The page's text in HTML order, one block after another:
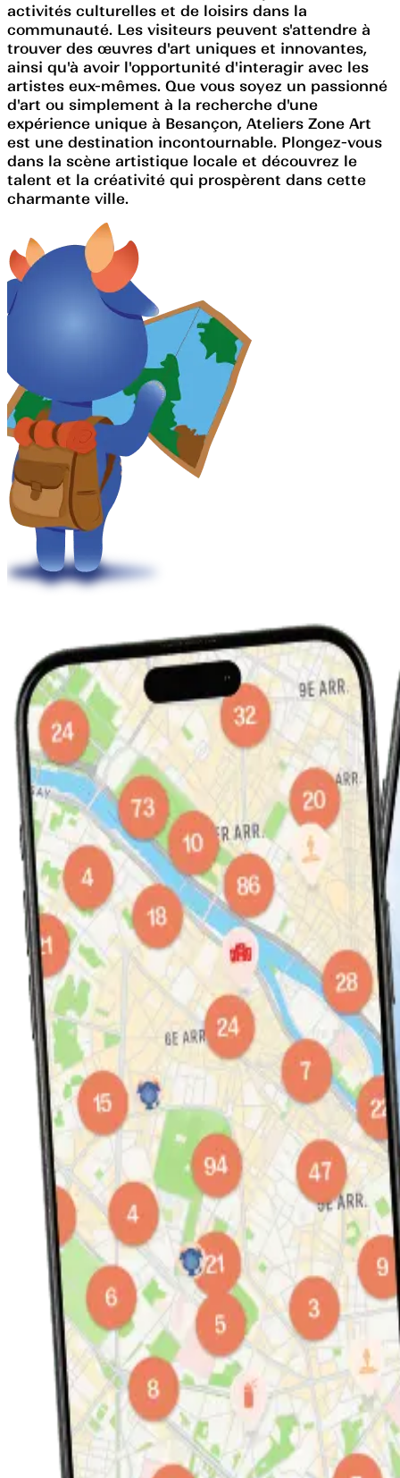
activités culturelles et de loisirs dans la
communauté. Les visiteurs peuvent s'attendre à
trouver des œuvres d'art uniques et innovantes,
ainsi qu'à avoir l'opportunité d'interagir avec les
artistes eux-mêmes. Que vous soyez un passionné
d'art ou simplement à la recherche d'une
expérience unique à Besançon, Ateliers Zone Art
est une destination incontournable. Plongez-vous
dans la scène artistique locale et découvrez le
talent et la créativité qui prospèrent dans cette
charmante ville.